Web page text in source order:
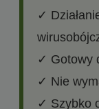
✓
✓ Gotowy
✓ Nie
✓ Szybko